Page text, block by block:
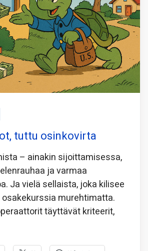
tuttu osinkovirta
– ainakin sijoittamisessa,
ja varmaa
Ja vielä sellaista, joka kilisee
murehtimatta.
täyttävät kriteerit,